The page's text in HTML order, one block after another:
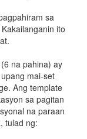
sa
ito
na pahina) ay
mai-set
Ang template
sa pagitan
na paraan
tulad ng: